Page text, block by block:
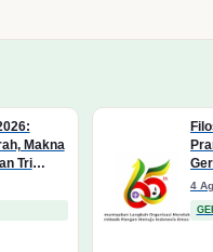
Makna
Tri
4